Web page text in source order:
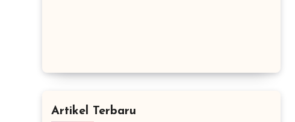
Artikel Terbaru